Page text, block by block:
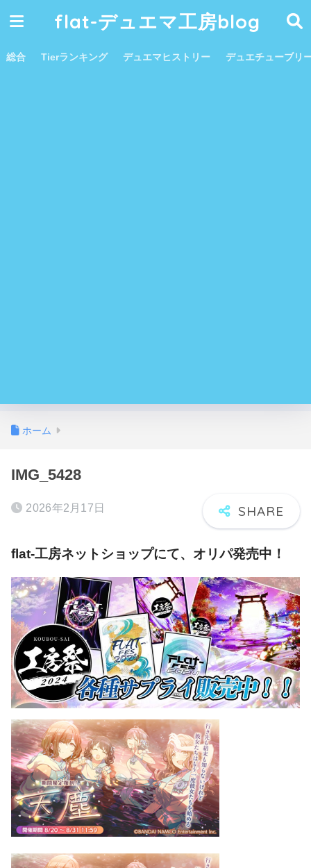
flat-デュエマ工房blog
総合 Tierランキング デュエマヒストリー デュエチューブリ
ホーム
IMG_5428
2026年2月17日
flat-工房ネットショップにて、オリパ発売中！